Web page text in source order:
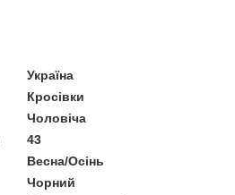
Україна
Кросівки
Чоловіча
43
Весна/Осінь
Чорний